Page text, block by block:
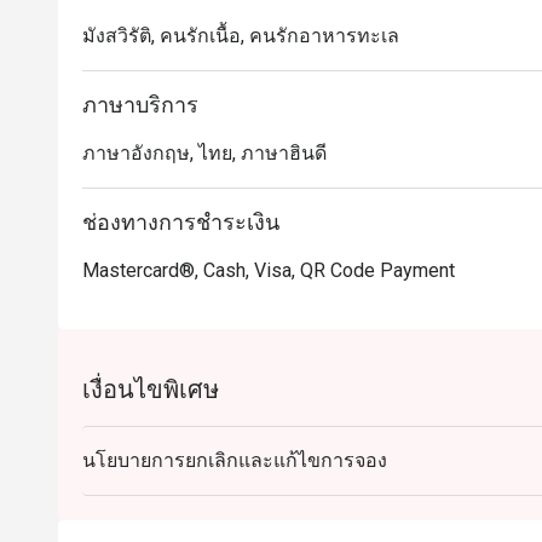
คำแนะนำจาก Indiagate: ตั้งอยู่บนถนนทวีวงศ์อย่างสะ
สถานที่ที่เหมาะสำหรับมื้ออาหารทั่วไปและโอกาสพิเศษ
สำหรับผู้ที่สนใจสัมผัสรสชาติของอินเดีย สามารถทำการ
โอกาสที่จะเพลิดเพลินกับมื้ออาหารที่น่าจดจำที่
มังสวิรัติ, คนรักเนื้อ, คนรักอาหารทะเล
ภาษาบริการ
ภาษาอังกฤษ, ไทย, ภาษาฮินดี
ช่องทางการชำระเงิน
Mastercard®, Cash, Visa, QR Code Payment
เงื่อนไขพิเศษ
นโยบายการยกเลิกและแก้ไขการจอง